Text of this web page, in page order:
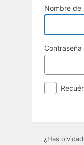
Nombre de
Contraseña
¿Has